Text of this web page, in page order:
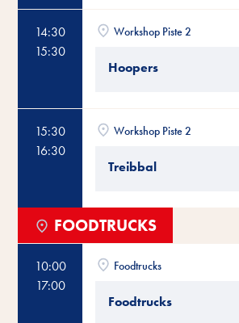
14:30
15:30
Workshop Piste 2
Hoopers
15:30
16:30
Workshop Piste 2
Treibbal
FOODTRUCKS
10:00
17:00
Foodtrucks
Foodtrucks